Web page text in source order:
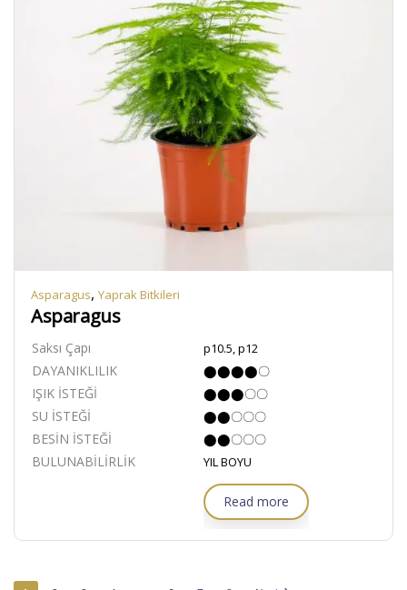
Asparagus, Yaprak Bitkileri
Asparagus
Saksı Çapı p10.5, p12
DAYANIKLILIK ⬤⬤⬤⬤〇
IŞIK İSTEĞİ ⬤⬤⬤〇〇
SU İSTEĞİ ⬤⬤〇〇〇
BESİN İSTEĞİ ⬤⬤〇〇〇
BULUNABİLİRLİK YIL BOYU
Read more